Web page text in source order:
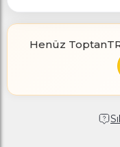
Henüz